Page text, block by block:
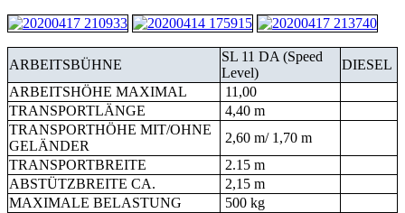
ARBEITSBÜHNE
SL 11 DA (Speed
Level)
DIESEL
ARBEITSHÖHE MAXIMAL
11,00
TRANSPORTLÄNGE
4,40 m
TRANSPORTHÖHE MIT/OHNE
GELÄNDER
2,60 m/ 1,70 m
TRANSPORTBREITE
2.15 m
ABSTÜTZBREITE CA.
2,15 m
MAXIMALE BELASTUNG
500 kg